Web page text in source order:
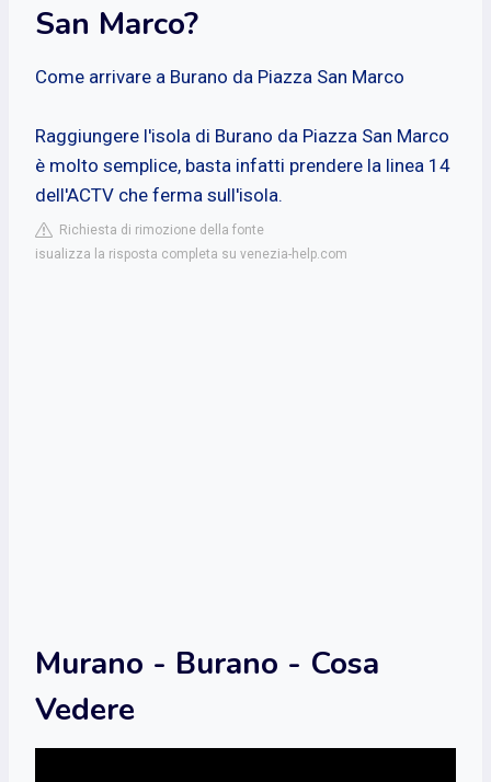
San Marco?
Come arrivare a Burano da Piazza San Marco
Raggiungere l'isola di Burano da Piazza San Marco
è molto semplice, basta infatti prendere la linea 14
dell'ACTV che ferma sull'isola.
Richiesta di rimozione della fonte
isualizza la risposta completa su venezia-help.com
Murano - Burano - Cosa
Vedere